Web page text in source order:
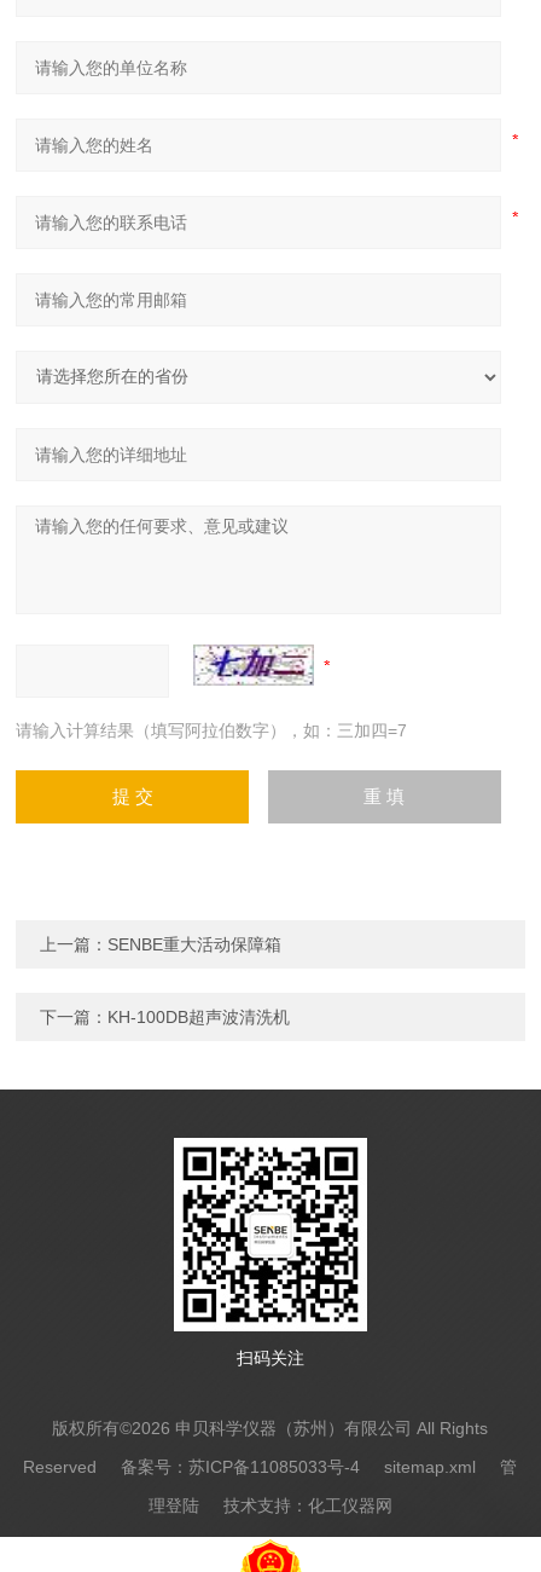
请输入计算结果（填写阿拉伯数字），如：三加四=7
上一篇： SENBE重大活动保障箱
下一篇： KH-100DB超声波清洗机
扫码关注
版权所有©2026 申贝科学仪器（苏州）有限公司 All Rights
Reserved备案号：苏ICP备11085033号-4 sitemap.xml
管
理登陆技术支持： 化工仪器网